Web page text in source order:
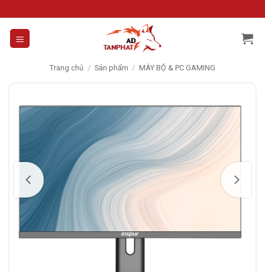
to
content
Trang chủ / Sản phẩm / MÁY BỘ & PC GAMING